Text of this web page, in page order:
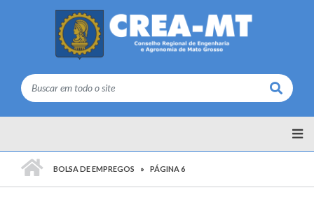
Buscar
BOLSA DE EMPREGOS PÁGINA 6